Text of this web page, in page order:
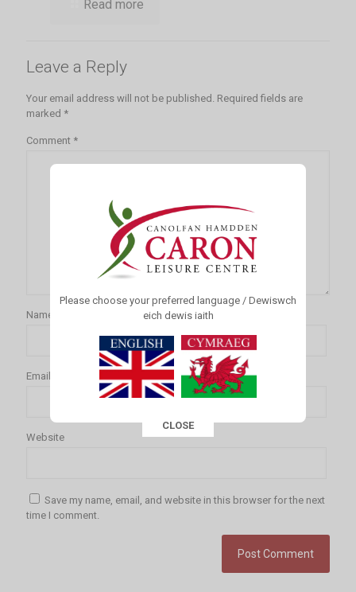
Read more
Leave a Reply
Your email address will not be published. Required fields are
marked *
Comment *
Name
Email
Website
Save my name, email, and website in this browser for the next
time I comment.
This popup will close in:
Please choose your preferred language / Dewiswch
eich dewis iaith
CLOSE